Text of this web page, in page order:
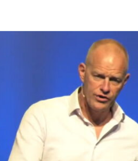
De wereld op